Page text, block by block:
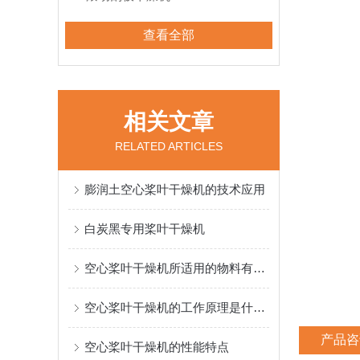
查看全部
相关文章
RELATED ARTICLES
膨润土空心桨叶干燥机的技术应用
白炭黑专用桨叶干燥机
空心桨叶干燥机所适用的物料有哪些？
空心桨叶干燥机的工作原理是什么？
空心桨叶干燥机的性能特点
产品